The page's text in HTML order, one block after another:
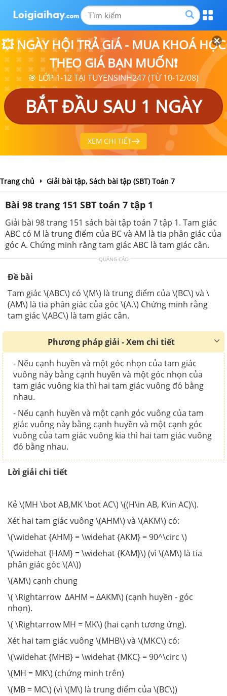
💥 NGÀY HỘI TRẢ GIÁ - MUA KHOÁ HỌC
THEO GIÁ BẠN MUỐN❗
🎯 LỚP 1-12 TẠI TUYENSINH247 (TỪ 10-12/08)
BẮT ĐẦU SAU 1 NGÀY
XEM CHI TIẾT
Trang chủ Giải bài tập, Sách bài tập (SBT) Toán 7
Bài 98 trang 151 SBT toán 7 tập 1
Giải bài 98 trang 151 sách bài tập toán 7 tập 1. Tam giác
ABC có M là trung điểm của BC và AM là tia phân giác của
góc A. Chứng minh rằng tam giác ABC là tam giác cân.
QUẢNG CÁO
Đề bài
Tam giác \(ABC\) có \(M\) là trung điểm của \(BC\) và \
(AM\) là tia phân giác của góc \(A.\) Chứng minh rằng
tam giác \(ABC\) là tam giác cân.
Phương pháp giải - Xem chi tiết
- Nếu cạnh huyền và một góc nhọn của tam giác
vuông này bằng cạnh huyền và một góc nhọn của
tam giác vuông kia thì hai tam giác vuông đó bằng
nhau.
- Nếu cạnh huyền và một cạnh góc vuông của tam
giác vuông này bằng cạnh huyền và một cạnh góc
vuông của tam giác vuông kia thì hai tam giác vuông
đó bằng nhau.
Lời giải chi tiết
Kẻ \(MH \bot AB,MK \bot AC\) \((H\in AB, K\in AC)\).
Xét hai tam giác vuông \(AHM\) và \(AKM\) có:
\(\widehat {AHM} = \widehat {AKM} = 90^\circ \)
\(\widehat {HAM} = \widehat {KAM}\) (vì \(AM\) là tia
phân giác góc \(A\))
\(AM\) cạnh chung
\( \Rightarrow ∆AHM = ∆AKM\) (cạnh huyền - góc
nhọn).
\( \Rightarrow MH = MK\) (hai cạnh tương ứng).
Xét hai tam giác vuông \(MHB\) và \(MKC\) có:
\(\widehat {MHB} = \widehat {MKC} = 90^\circ \)
\(MH = MK\) (chứng minh trên)
\(MB = MC\) (vì \(M\) là trung điểm của \(BC\))